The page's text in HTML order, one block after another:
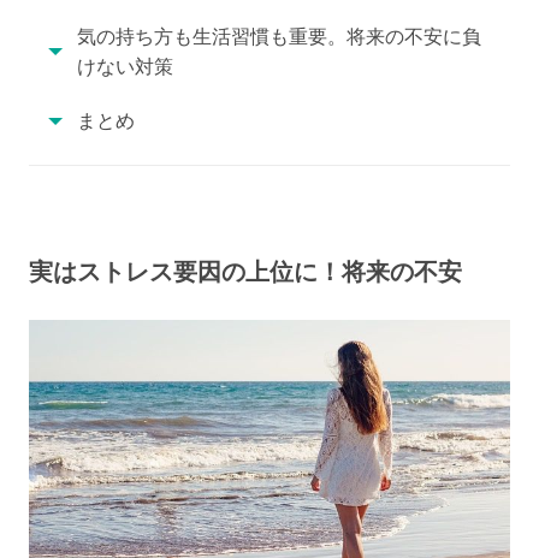
気の持ち方も生活習慣も重要。将来の不安に負
けない対策
まとめ
実はストレス要因の上位に！将来の不安